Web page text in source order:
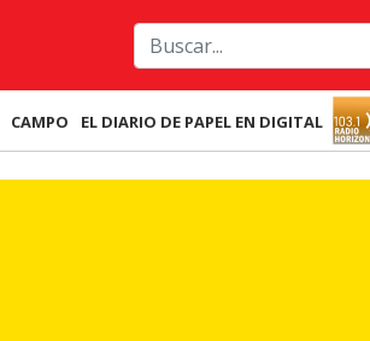
CAMPO EL DIARIO DE PAPEL EN DIGITAL